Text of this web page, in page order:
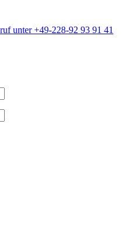
unter +49-228-92 93 91 41